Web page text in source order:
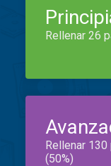
Rellenar 26
Rellenar
(50%)